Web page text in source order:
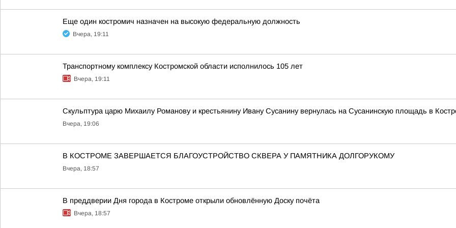
Еще один костромич назначен на высокую федеральную должность
Вчера, 19:11
Транспортному комплексу Костромской области исполнилось 105 лет
Вчера, 19:11
Скульптура царю Михаилу Романову и крестьянину Ивану Сусанину вернулась на Сусанинскую площадь в
Вчера, 19:06
В КОСТРОМЕ ЗАВЕРШАЕТСЯ БЛАГОУСТРОЙСТВО СКВЕРА У ПАМЯТНИКА ДОЛГОРУКОМУ
Вчера, 18:57
В преддверии Дня города в Костроме открыли обновлённую Доску почёта
Вчера, 18:57